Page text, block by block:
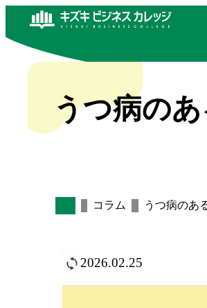
うつ病の
コラム うつ病のあ
2026.02.25